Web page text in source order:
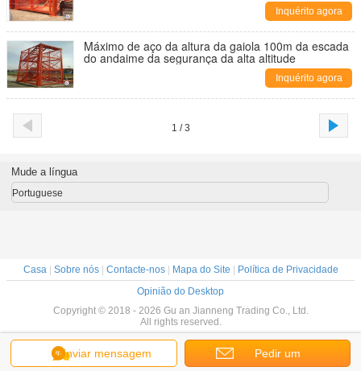
Inquérito agora
Máximo de aço da altura da gaiola 100m da escada
do andaime da segurança da alta altitude
Inquérito agora
1 / 3
Enviar mensagem Pedir um
Mude a língua
Portuguese
Casa| Sobre nós| Contacte-nos| Mapa do Site
Política de Privacidade
Opinião do Desktop
Copyright © 2018 - 2026 Gu an Jianneng Trading Co., Ltd.
All rights reserved.